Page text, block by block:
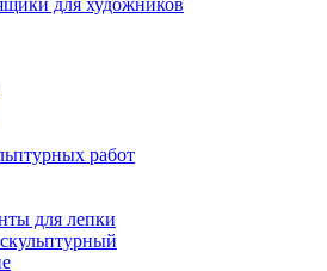
для художников
работ
для лепки